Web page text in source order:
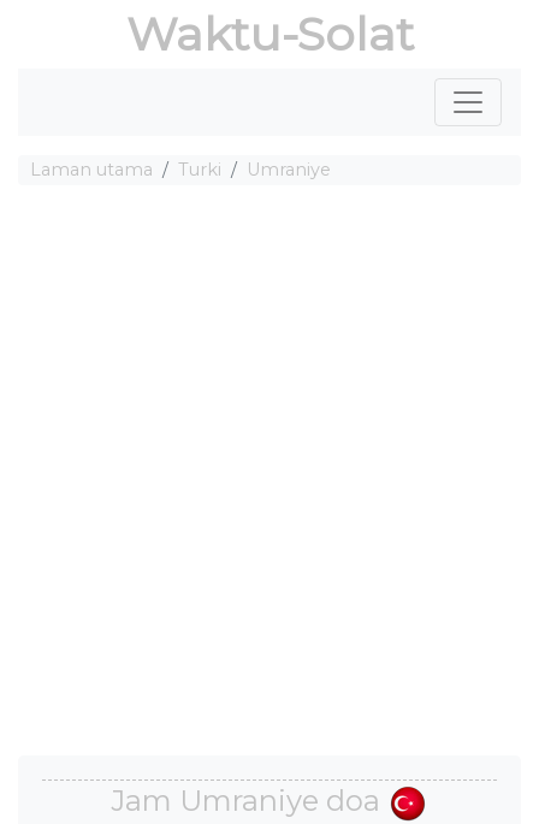
Waktu-Solat
Laman utama Turki Umraniye
Jam Umraniye doa